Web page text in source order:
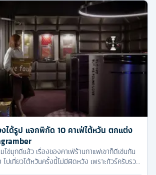
งได้รูป แจกพิกัด 10 คาเฟ่ไต้หวัน ตกแต่ง
ข่มุกดีแล้ว เรื่องของคาเฟ่ร้านกาแฟเขาก็ดีเช่นกัน
ปเที่ยวไต้หวันครั้งนี้ไม่มีผิดหวัง เพราะทัวร์ครับรวม